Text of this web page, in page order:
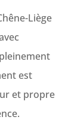
Liège
est
et propre